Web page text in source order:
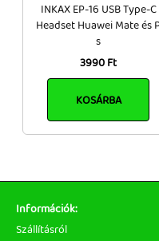
INKAX EP-16 USB Type-C
Headset Huawei Mate és
s
3990 Ft
KOSÁRBA
Információk:
Szállításról